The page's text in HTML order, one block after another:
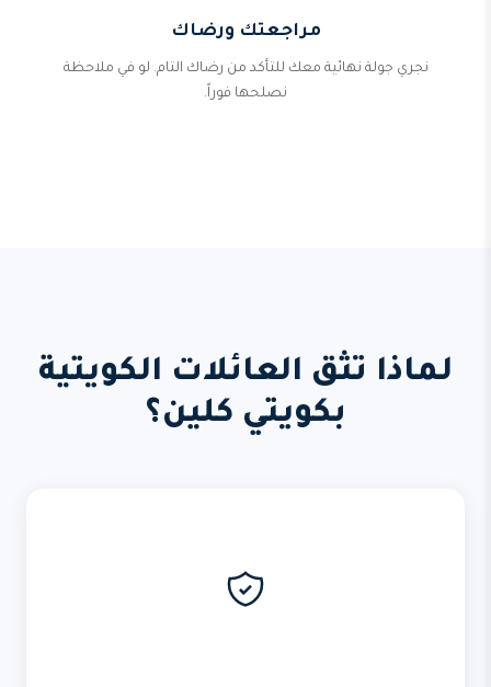
مراجعتك ورضاك
نجري جولة نهائية معك للتأكد من رضاك التام. لو في ملاحظة
نصلحها فوراً.
لماذا تثق العائلات الكويتية
بكويتي كلين؟